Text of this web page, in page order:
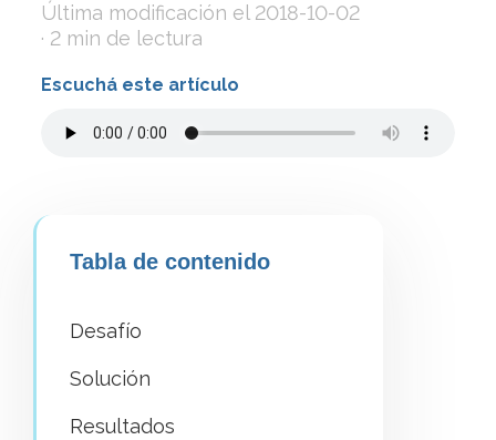
Última modificación el 2018-10-02
· 2 min de lectura
Escuchá este artículo
Tabla de contenido
Desafío
Solución
Resultados